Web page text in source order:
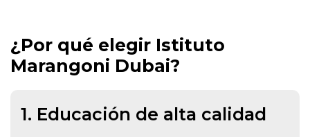
¿Por qué elegir Istituto
Marangoni Dubai?
1. Educación de alta calidad